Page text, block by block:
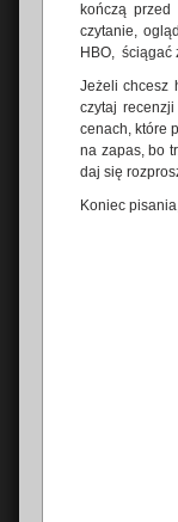
kończą
czytanie,
HBO, ściągać
Jeżeli chcesz
czytaj
cenach, które
na zapas, bo
daj się
Koniec